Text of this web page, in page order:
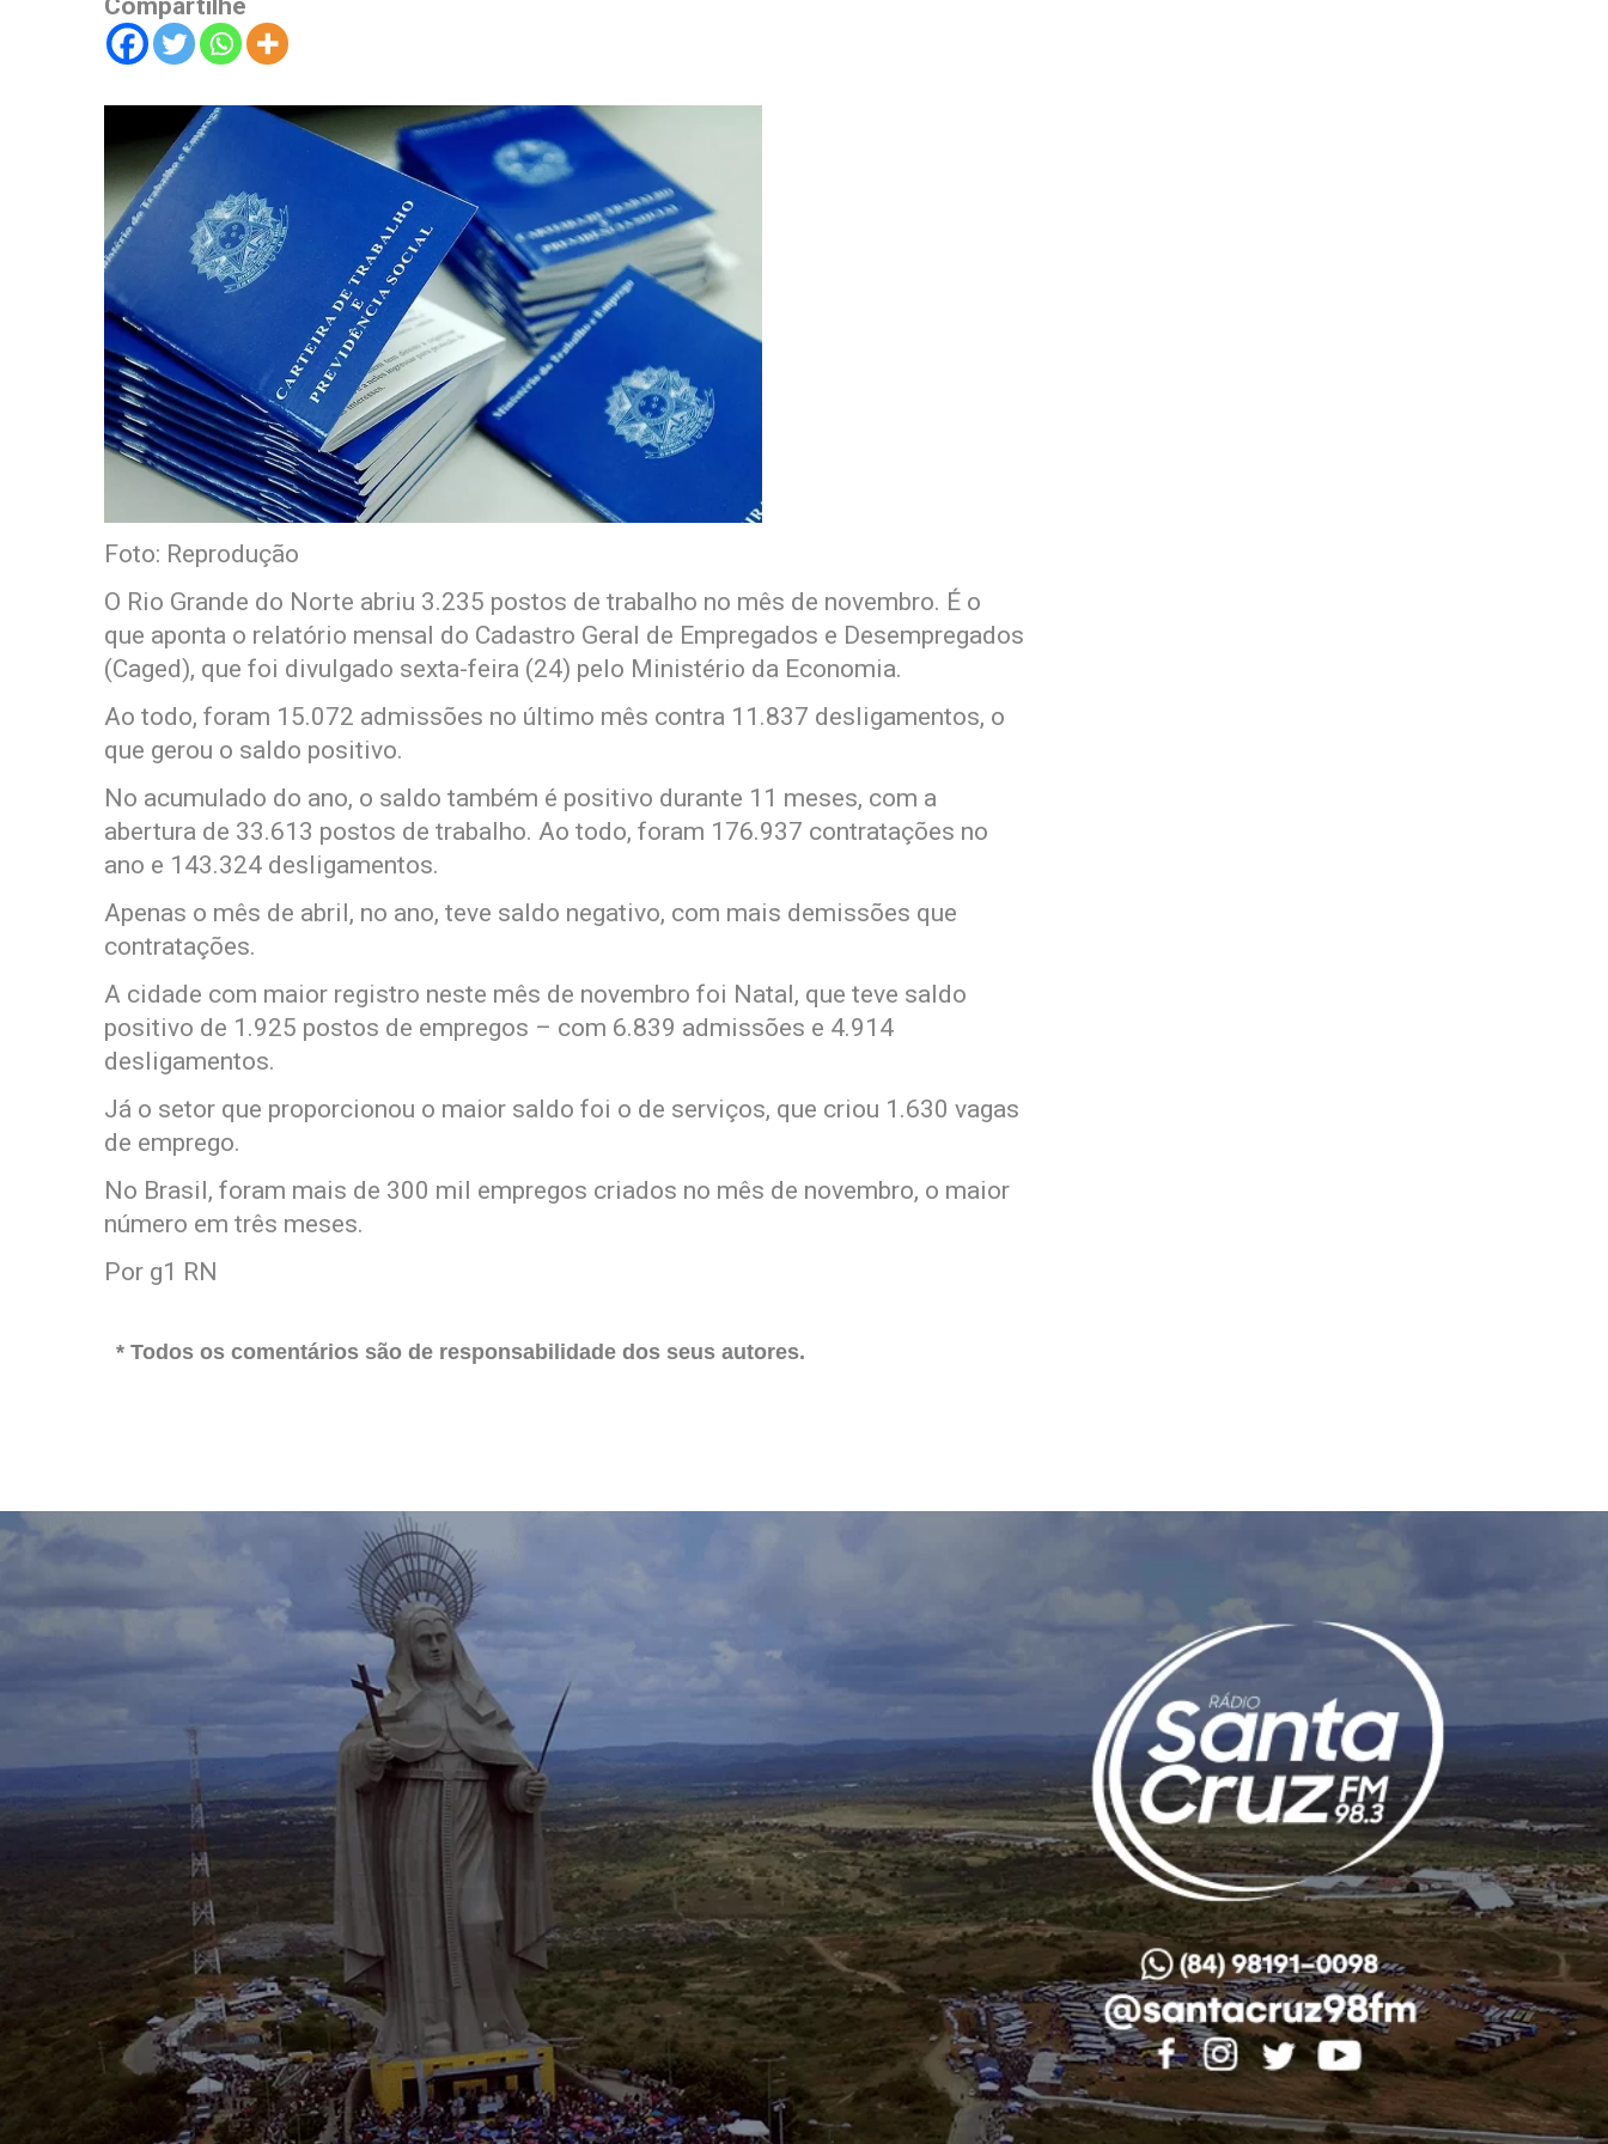
Compartilhe
Foto: Reprodução
O Rio Grande do Norte abriu 3.235 postos de trabalho no mês de novembro. É o
que aponta o relatório mensal do Cadastro Geral de Empregados e Desempregados
(Caged), que foi divulgado sexta-feira (24) pelo Ministério da Economia.
Ao todo, foram 15.072 admissões no último mês contra 11.837 desligamentos, o
que gerou o saldo positivo.
No acumulado do ano, o saldo também é positivo durante 11 meses, com a
abertura de 33.613 postos de trabalho. Ao todo, foram 176.937 contratações no
ano e 143.324 desligamentos.
Apenas o mês de abril, no ano, teve saldo negativo, com mais demissões que
contratações.
A cidade com maior registro neste mês de novembro foi Natal, que teve saldo
positivo de 1.925 postos de empregos – com 6.839 admissões e 4.914
desligamentos.
Já o setor que proporcionou o maior saldo foi o de serviços, que criou 1.630 vagas
de emprego.
No Brasil, foram mais de 300 mil empregos criados no mês de novembro, o maior
número em três meses.
Por g1 RN
* Todos os comentários são de responsabilidade dos seus autores.